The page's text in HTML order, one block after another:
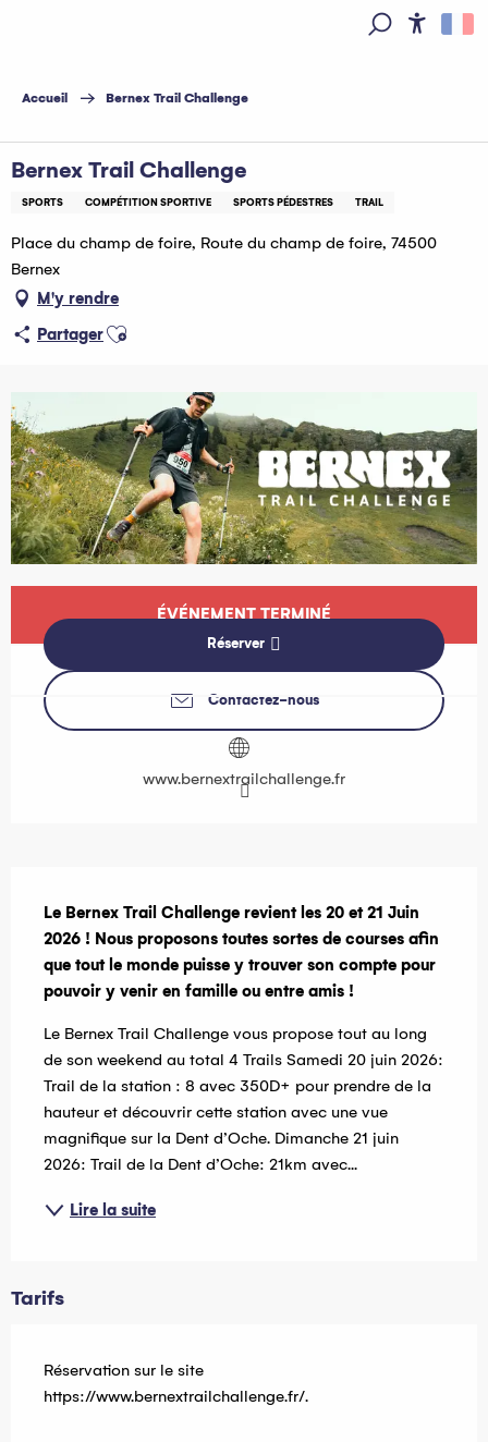
principal
Accueil Bernex Trail Challenge
Bernex Trail Challenge
SPORTS COMPÉTITION SPORTIVE SPORTS PÉDESTRES TRAIL
Place du champ de foire, Route du champ de foire, 74500
Bernex
M'y rendre
PartagerAjouter aux favoris
Ouverture et coordonnées
ÉVÉNEMENT TERMINÉ
Réserver
Contactez-nous
www.bernextrailchallenge.fr
Le Bernex Trail Challenge revient les 20 et 21 Juin
2026 ! Nous proposons toutes sortes de courses afin
que tout le monde puisse y trouver son compte pour
pouvoir y venir en famille ou entre amis !
Le Bernex Trail Challenge vous propose tout au long
de son weekend au total 4 Trails Samedi 20 juin 2026:
Trail de la station : 8 avec 350D+ pour prendre de la
hauteur et découvrir cette station avec une vue
magnifique sur la Dent d’Oche. Dimanche 21 juin
2026: Trail de la Dent d’Oche: 21km avec...
Lire la suite
Tarifs
Réservation sur le site
https://www.bernextrailchallenge.fr/.